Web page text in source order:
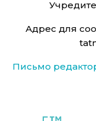
Адрес для
Письмо